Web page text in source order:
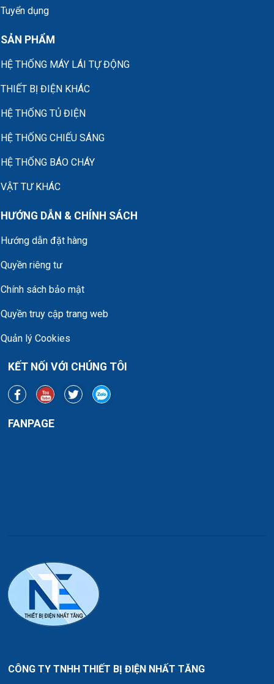
Tuyển dụng
SẢN PHẨM
HỆ THỐNG MÁY LÁI TỰ ĐỘNG
THIẾT BỊ ĐIỆN KHÁC
HỆ THỐNG TỦ ĐIỆN
HỆ THỐNG CHIẾU SÁNG
HỆ THỐNG BÁO CHÁY
VẬT TƯ KHÁC
HƯỚNG DẪN & CHÍNH SÁCH
Hướng dẫn đặt hàng
Quyền riêng tư
Chính sách bảo mật
Quyền truy cập trang web
Quản lý Cookies
KẾT NỐI VỚI CHÚNG TÔI
FANPAGE
CÔNG TY TNHH THIẾT BỊ ĐIỆN NHẤT TĂNG